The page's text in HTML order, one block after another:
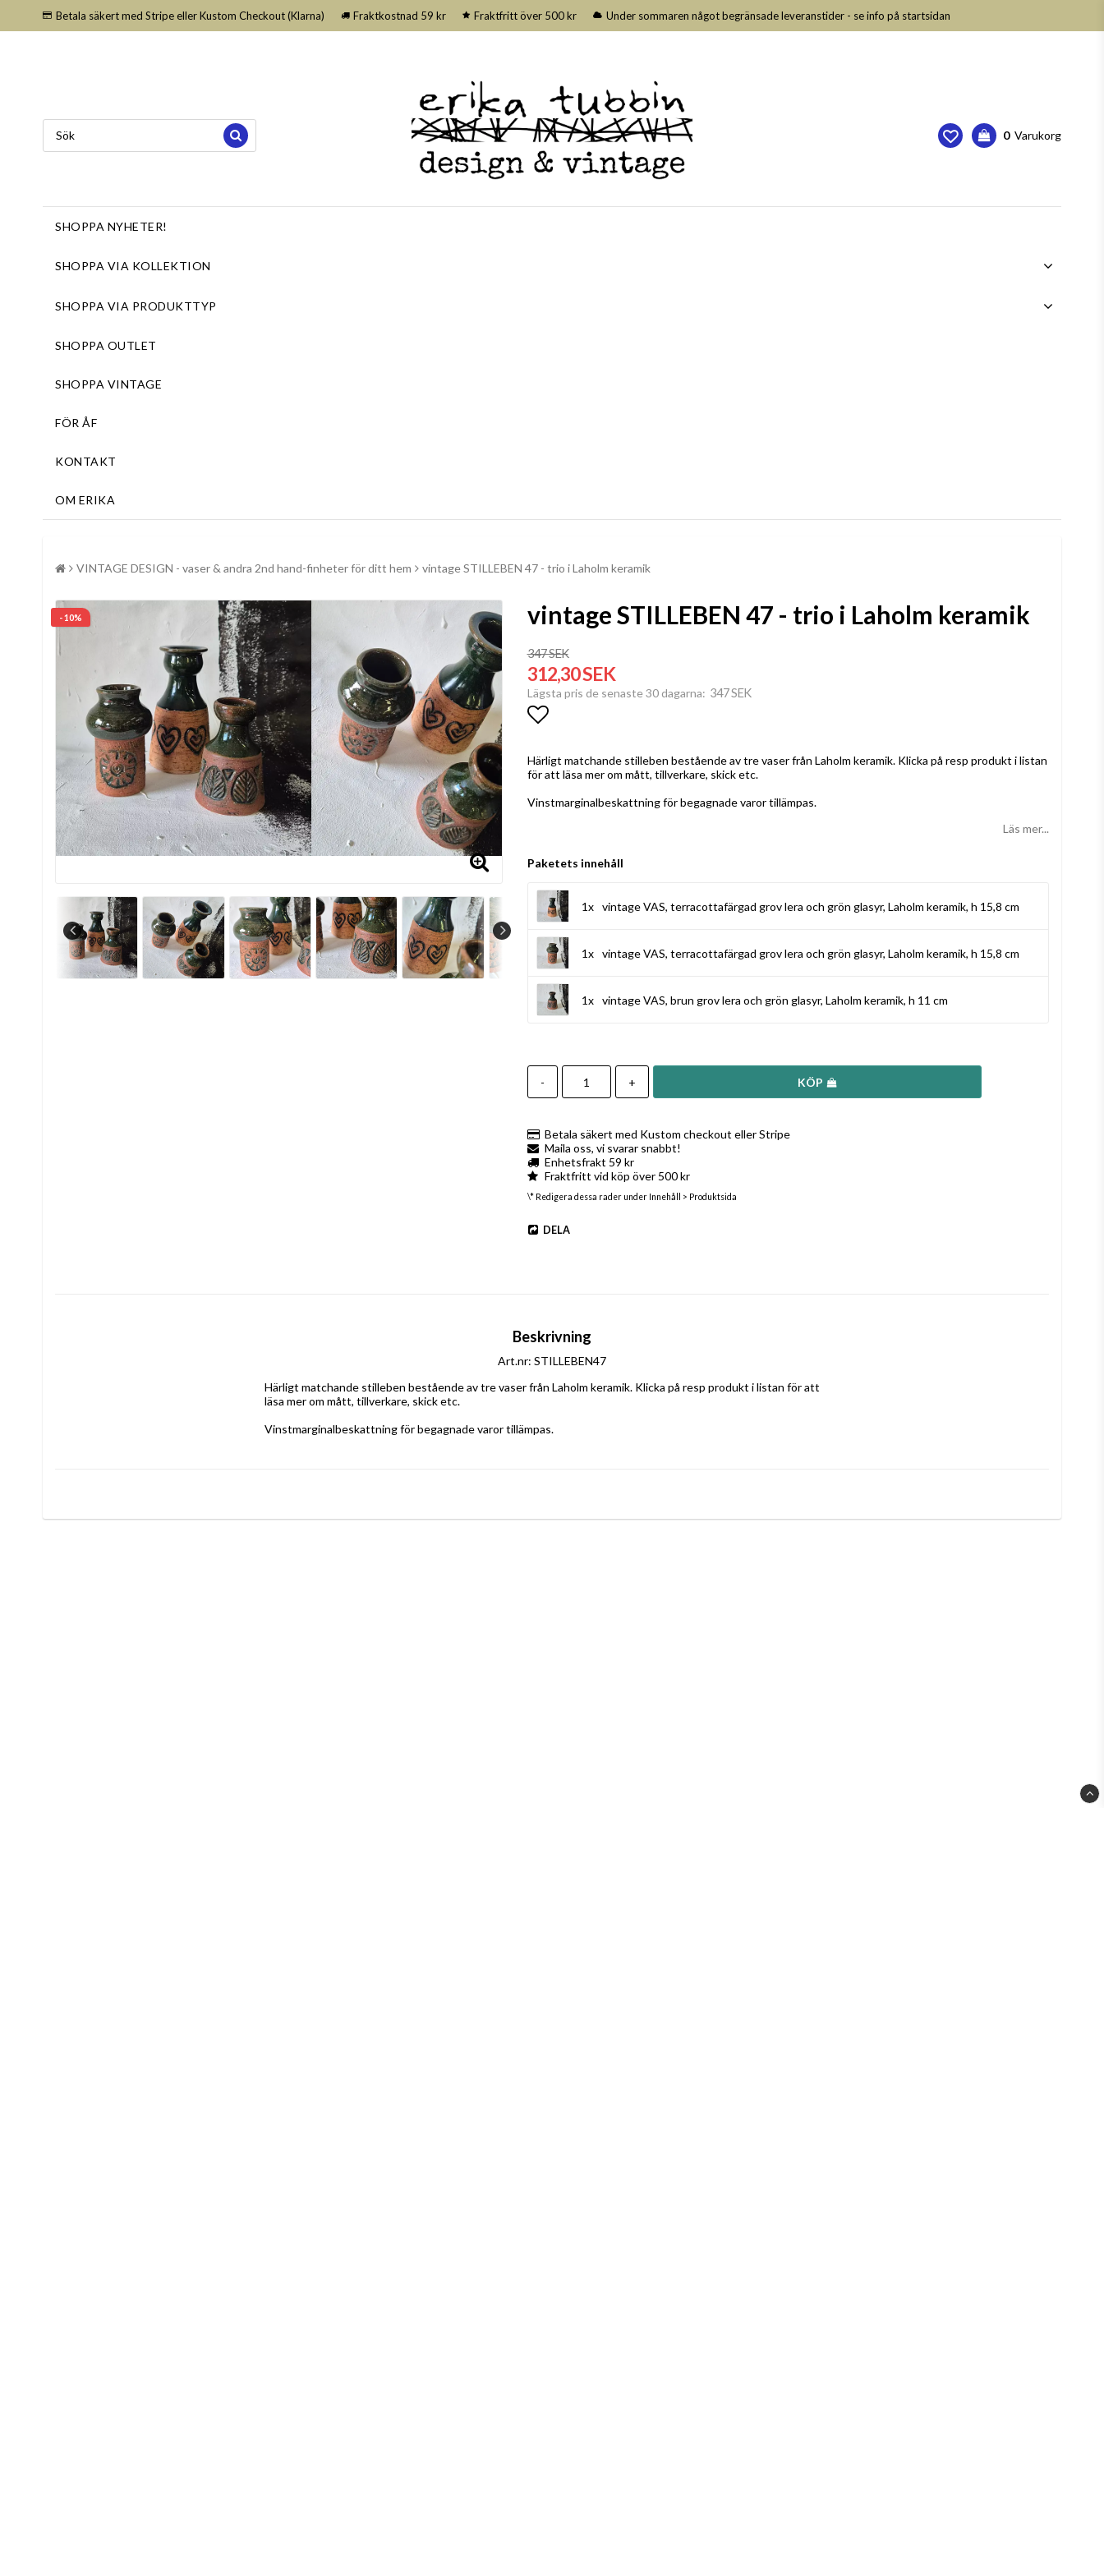
Betala säkert med Stripe eller Kustom Checkout (Klarna) Fraktkostnad 59 kr Fraktfritt över 500 kr Under sommaren något begränsade leveranstider - se info på startsidan
0 Varukorg
SHOPPA NYHETER!
SHOPPA VIA KOLLEKTION
SHOPPA VIA PRODUKTTYP
SHOPPA OUTLET
SHOPPA VINTAGE
FÖR ÅF
KONTAKT
OM ERIKA
VINTAGE DESIGN - vaser & andra 2nd hand-finheter för ditt hem vintage STILLEBEN 47 - trio i Laholm keramik
- 10% vintage STILLEBEN 47 - trio i Laholm keramik
347 SEK
312,30 SEK
Lägsta pris de senaste 30 dagarna 347 SEK
Härligt matchande stilleben bestående av tre vaser från Laholm keramik. Klicka på resp produkt i listan
för att läsa mer om mått, tillverkare, skick etc.
Vinstmarginalbeskattning för begagnade varor tillämpas.
Läs mer...
Paketets innehåll
1x vintage VAS, terracottafärgad grov lera och grön glasyr, Laholm keramik, h 15,8 cm
1x vintage VAS, terracottafärgad grov lera och grön glasyr, Laholm keramik, h 15,8 cm
1x vintage VAS, brun grov lera och grön glasyr, Laholm keramik, h 11 cm
- + KÖP
Betala säkert med Kustom checkout eller Stripe
Maila oss, vi svarar snabbt!
Enhetsfrakt 59 kr
Fraktfritt vid köp över 500 kr
\* Redigera dessa rader under Innehåll > Produktsida
DELA
Beskrivning
Art.nr: STILLEBEN47
Härligt matchande stilleben bestående av tre vaser från Laholm keramik. Klicka på resp produkt i listan för att
läsa mer om mått, tillverkare, skick etc.
Vinstmarginalbeskattning för begagnade varor tillämpas.